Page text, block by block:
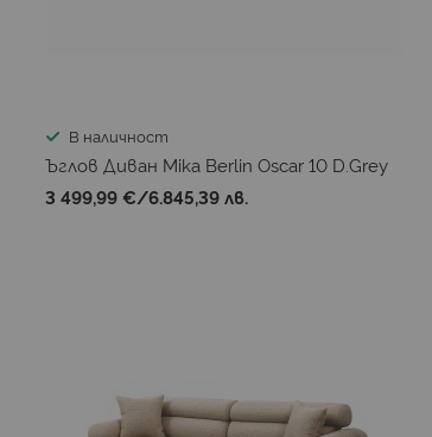
В наличност
Ъглов Диван Mika Berlin Oscar 10 D.Grey
3 499,99 €/6.845,39 лв.